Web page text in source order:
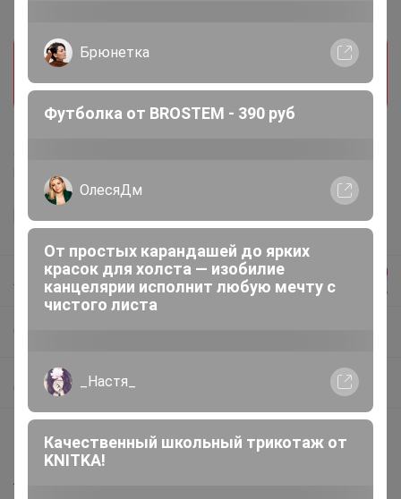
Прием заказов на этот лот временно
приостановлен организатором. Поставьте
отметку мне нравится и мы обязательно сообщим
АМЕТИСТ_С
Детские подарки
Описание
Артикул: 0222SPW00-0062-2 Страна: Швеция
Брюнетка
Футболка от BROSTEM - 390 руб
ОлесяДм
От простых карандашей до ярких
красок для холста — изобилие
канцелярии исполнит любую мечту с
чистого листа
_Настя_
Качественный школьный трикотаж от
KNITKA!